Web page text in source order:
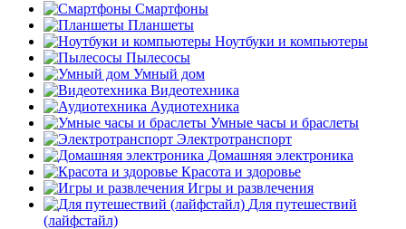
Смартфоны
Планшеты
Ноутбуки и компьютеры
Пылесосы
Умный дом
Видеотехника
Аудиотехника
Умные часы и браслеты
Электротранспорт
Домашняя электроника
Красота и здоровье
Игры и развлечения
Для путешествий
(лайфстайл)
раз в 2 недели